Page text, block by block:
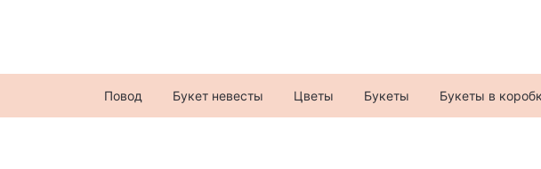
Повод Букет невесты Цветы Букеты Букеты в